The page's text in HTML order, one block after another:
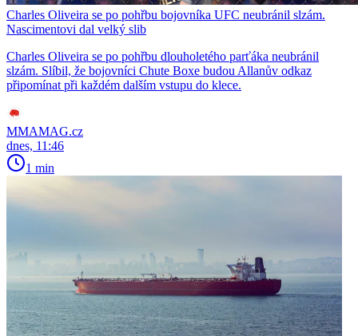
Charles Oliveira se po pohřbu bojovníka UFC neubránil slzám.
Nascimentovi dal velký slib
Charles Oliveira se po pohřbu dlouholetého parťáka neubránil
slzám. Slíbil, že bojovníci Chute Boxe budou Allanův odkaz
připomínat při každém dalším vstupu do klece.
MMAMAG.cz
dnes, 11:46
1 min